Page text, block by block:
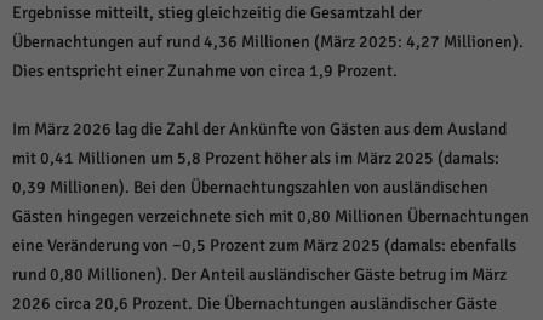
Ergebnisse mitteilt, stieg gleichzeitig die Gesamtzahl der
Übernachtungen auf rund 4,36 Millionen (März 2025: 4,27 Millionen).
Dies entspricht einer Zunahme von circa 1,9 Prozent.
Im März 2026 lag die Zahl der Ankünfte von Gästen aus dem Ausland
mit 0,41 Millionen um 5,8 Prozent höher als im März 2025 (damals:
0,39 Millionen). Bei den Übernachtungszahlen von ausländischen
Gästen hingegen verzeichnete sich mit 0,80 Millionen Übernachtungen
eine Veränderung von −0,5 Prozent zum März 2025 (damals: ebenfalls
rund 0,80 Millionen). Der Anteil ausländischer Gäste betrug im März
2026 circa 20,6 Prozent. Die Übernachtungen ausländischer Gäste
Marketing-Cookies werden von Drittanbietern oder Publishern verwendet,
um personalisierte Werbung anzuzeigen. Sie tun dies, indem sie Besucher
über Websites hinweg verfolgen.
Externe Medien (6)
Inhalte von Videoplattformen und Social-Media-Plattformen werden
standardmäßig blockiert. Wenn Cookies von externen Medien akzeptiert
werden, bedarf der Zugriff auf diese Inhalte keiner manuellen Einwilligung
mehr.
Cookie-Informationen anzeigen